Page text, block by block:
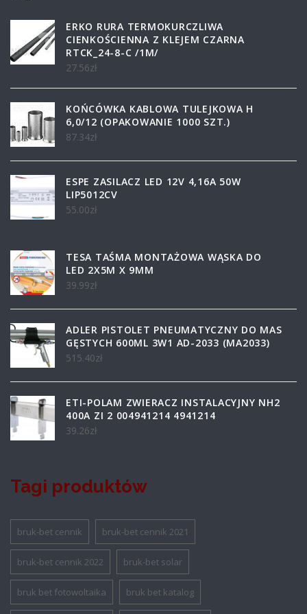
ERKO RURA TERMOKURCZLIWA
CIENKOŚCIENNA Z KLEJEM CZARNA
RTCK_24-8-C /1M/
27.56zł
KOŃCÓWKA KABLOWA TULEJKOWA H
6,0/12 (OPAKOWANIE 1000 SZT.)
87.34zł
ESPE ZASILACZ LED 12V 4,16A 50W
LIP5012CV
55.00zł
TESA TAŚMA MONTAŻOWA WĄSKA DO
LED 2X5M X 9MM
39.99zł
ADLER PISTOLET PNEUMATYCZNY DO MAS
GĘSTYCH 600ML 3W1 AD-2033 (MA2033)
515.40zł
ETI-POLAM ZWIERACZ INSTALACYJNY NH2
400A ZI 2 004941214 4941214
39.26zł
Tagi produktów
bruk-bet cennik bruk-bet cennik 2021
bruk-bet cennik 2022 bruk-bet solar
bruk bet fotowoltaika bruk bet katalog